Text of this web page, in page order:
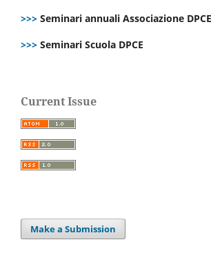
>>> Seminari annuali Associazione DPCE
>>> Seminari Scuola DPCE
Current Issue
Make a Submission